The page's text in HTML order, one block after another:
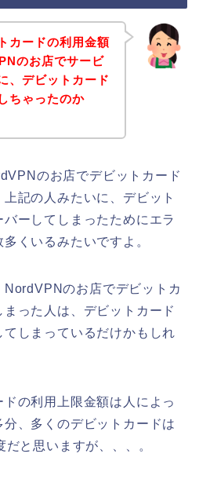
カードの利用金額
のお店でサービ
、デビットカード
ちゃったのか
のお店でデビットカード
記の人みたいに、デビット
ーしてしまったためにエラ
くいるみたいですよ。
のお店でデビットカ
った人は、デビットカード
しまっているだけかもしれ
の利用上限金額は人によっ
、多くのデビットカードは
と思いますが、、、。